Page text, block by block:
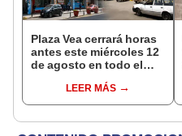
Plaza Vea cerrará horas
antes este miércoles 12
de agosto en todo el
hasta las 7 p.m.
LEER MÁS